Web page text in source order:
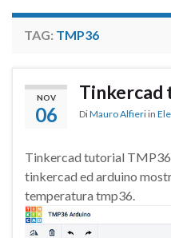
TAG: TMP36
NOV
06 DiMauro Alfieri in
Tinkercad tutorial TMP36
tinkercad ed arduino
temperatura tmp36.